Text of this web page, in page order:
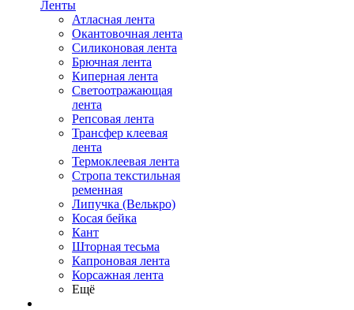
Ленты
Атласная лента
Окантовочная лента
Силиконовая лента
Брючная лента
Киперная лента
Светоотражающая
лента
Репсовая лента
Трансфер клеевая
лента
Термоклеевая лента
Стропа текстильная
ременная
Липучка (Велькро)
Косая бейка
Кант
Шторная тесьма
Капроновая лента
Корсажная лента
Ещё